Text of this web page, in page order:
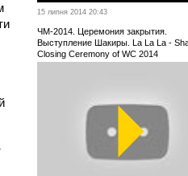
15 липня 2014 20:43
ЧМ-2014. Церемония закрытия.
Выступление Шакиры. La La La -
Closing Ceremony of WC 2014